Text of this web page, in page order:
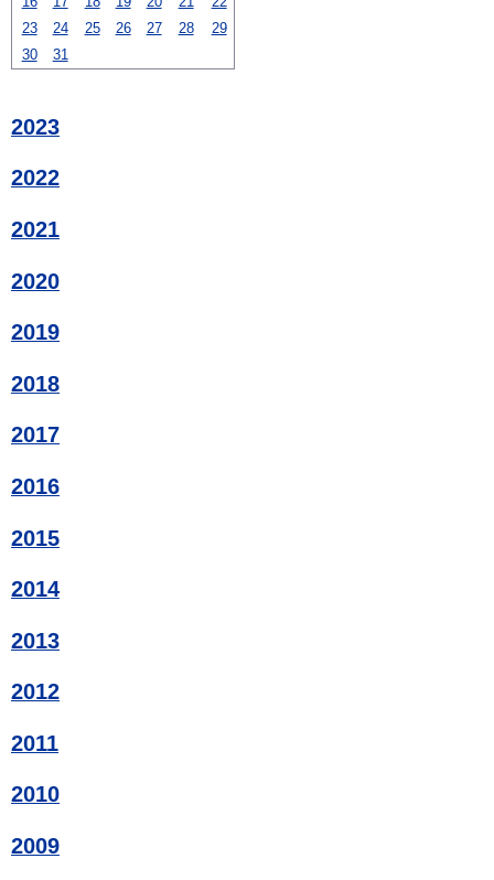
23
24 25 26 27 28
29
30
31
2023
2022
2021
2020
2019
2018
2017
2016
2015
2014
2013
2012
2011
2010
2009